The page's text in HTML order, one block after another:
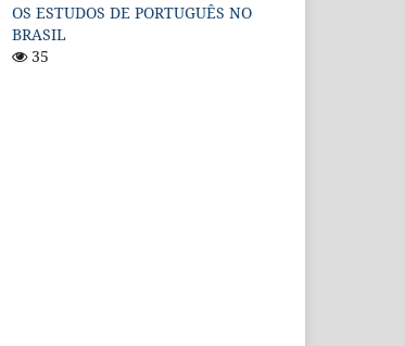
OS ESTUDOS DE PORTUGUÊS NO
BRASIL
35